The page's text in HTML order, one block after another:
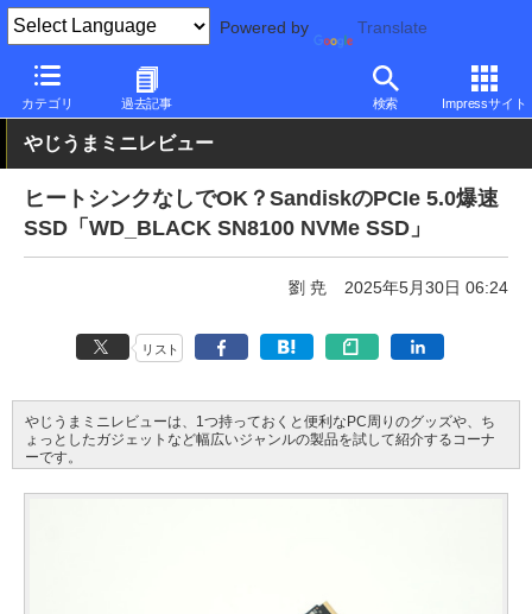
Powered by Translate
カテゴリ 過去記事 検索 Impressサイト
PC Watch 半導体/周辺機器
やじうまミニレビュー
ヒートシンクなしでOK？SandiskのPCIe 5.0爆速
SSD「WD_BLACK SN8100 NVMe SSD」
劉 尭 2025年5月30日 06:24
リスト
やじうまミニレビューは、1つ持っておくと便利なPC周りのグッズや、ち
ょっとしたガジェットなど幅広いジャンルの製品を試して紹介するコーナ
ーです。